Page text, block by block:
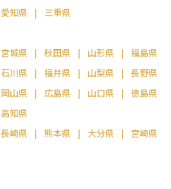
愛知県 三重県
宮城県 秋田県 山形県 福島県
石川県 福井県 山梨県 長野県
岡山県 広島県 山口県
徳島県
高知県
長崎県 熊本県 大分県
宮崎県